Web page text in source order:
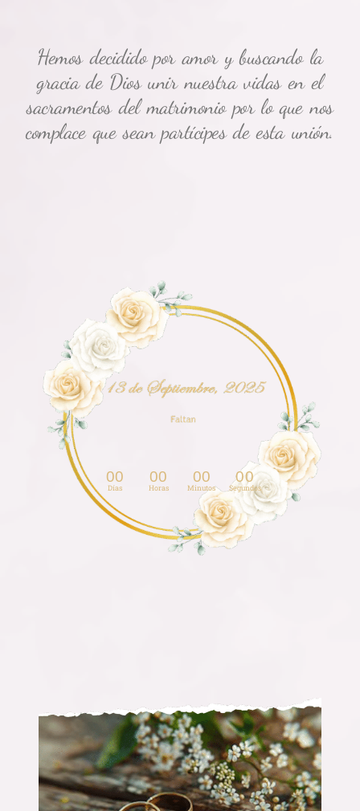
Hemos decidido por amor y buscando la
gracia de Dios unir nuestra vidas en el
sacramentos del matrimonio por lo que nos
complace que sean partícipes de esta unión.
00
Días
00
Horas
00
Minutos
00
Segundos